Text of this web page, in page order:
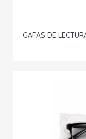
GAFAS DE